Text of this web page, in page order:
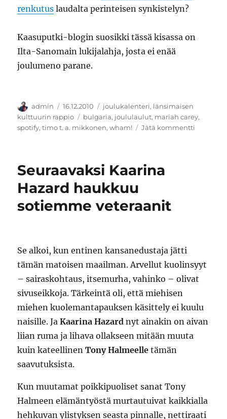
renkutus laudalta perinteisen synkistelyn?
Kaasuputki-blogin suosikki tässä kisassa on
Ilta-Sanomain lukijalahja, josta ei enää
joulumeno parane.
Kirjoittaja
admin Julkaistu
16.12.2010 Kategoriat
joulukalenteri, länsimaisen
kulttuurin rappio
Avainsanat
bulgaria, joululaulut, mariah carey,
spotify,timo t. a. mikkonen,wham! Jätä kommentti
Seuraavaksi Kaarina
Hazard haukkuu
sotiemme veteraanit
Se alkoi, kun entinen kansanedustaja jätti
tämän matoisen maailman. Arvellut kuolinsyyt
– sairaskohtaus, itsemurha, vahinko – olivat
sivuseikkoja. Tärkeintä oli, että miehisen
miehen kuolemantapauksen käsittely ei kuulu
naisille. JaKaarina Hazard nyt ainakin on aivan
liian ruma ja lihava ollakseen mitään muuta
kuin kateellinenTony Halmeelle tämän
saavutuksista.
Kun muutamat poikkipuoliset sanat Tony
Halmeen elämäntyöstä murtautuivat kaikkialla
hehkuvan ylistyksen seasta pinnalle, nettiraati